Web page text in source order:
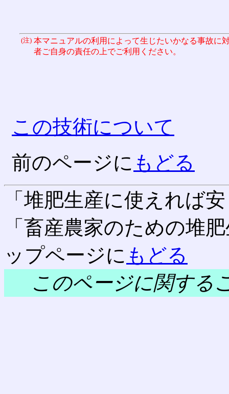
(注) 本マニュアルの利用によって生じたいかなる事故に
者ご自身の責任の上でご利用ください。
この技術について
前のページに もどる
「堆肥生産に使えれば
「畜産農家のための堆
ップページに もどる
このページに関する